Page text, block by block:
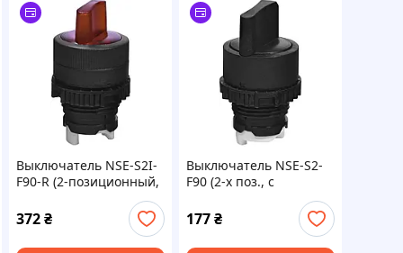
Выключатель NSE-S2I-
F90-R (2-позиционный,
подсветкой 0-1, 90°,
красный)
372₴
Выключатель NSE-S2-
F90 (2-х поз., с
черный)
177₴